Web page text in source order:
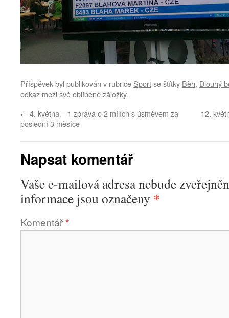
Příspěvek byl publikován v rubrice Sportse štítky Běh, Dlouhý
odkaz mezi své oblíbené záložky.
← 4. května – 1 zpráva o 2 mílích s úsměvem za
poslední 3 měsíce
12.
Napsat komentář
Vaše e-mailová adresa nebude
informace jsou označeny *
Komentář*